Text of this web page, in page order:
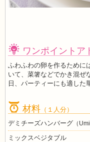
ワンポイントア
ふわふわの卵を作るために
いて、菜箸などでかき混ぜ
日、パーティーにも適した
材料（１人分）
デミチーズハンバーグ （
ミックスベジタブル